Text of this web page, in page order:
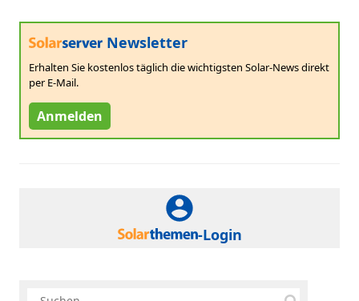
Newsletter
Erhalten Sie kostenlos täglich die wichtigsten Solar-News direkt
per E-Mail.
Anmelden
-Login